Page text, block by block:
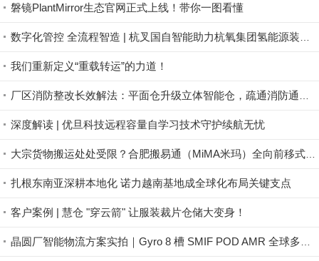
磐镜PlantMirror生态官网正式上线！带你一图看懂
我们重新定义“重载转运”的力道！
深度解读 | 优旦科技远程容量自学习技术守护续航无忧
扎根东南亚深耕本地化 诺力越南基地成全球化布局关键支点
客户案例 | 慧仓 "穿云箭" 让服装裁片仓储大变身！